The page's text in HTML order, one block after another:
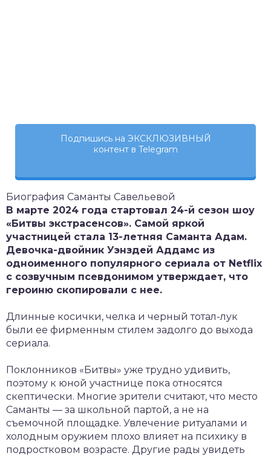
Подпишись на ЭКСКЛЮЗИВНЫЙ
контент в Telegram
Биография Саманты Савельевой
В марте 2024 года стартовал 24-й сезон шоу
«Битвы экстрасенсов». Самой яркой
участницей стала 13-летняя Саманта Адам.
Девочка-двойник Уэнздей Аддамс из
одноименного популярного сериала от Netflix
с созвучным псевдонимом утверждает, что
героиню скопировали с нее.
Длинные косички, челка и черный тотал-лук
были ее фирменным стилем задолго до выхода
сериала.
Поклонников «Битвы» уже трудно удивить,
поэтому к юной участнице пока относятся
скептически. Многие зрители считают, что место
Саманты — за школьной партой, а не на
съемочной площадке. Увлечение ритуалами и
холодным оружием плохо влияет на психику в
подростковом возрасте. Другие рады увидеть